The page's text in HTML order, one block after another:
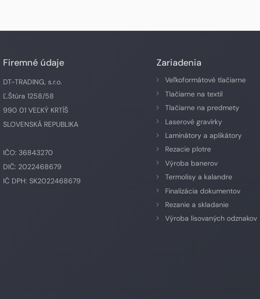
Firemné údaje
DT-TRADING, s.r.o.
Ľ.Štúra 1258/58
990 01 VEĽKÝ KRTÍŠ
SLOVENSKÁ REPUBLIKA
IČO: 36843270
DIČ: 2022468679
IČ DPH: SK2022468679
Zariadenia
Veľkoformátové tlačiarne
Tlačiarne na textil
Tlačiarne na predmety
Laserové gravírky
Laminátory a aplikátory
Rezacie plotre
Výroba banerov
Termolisy a kalandre
Finalizácia dokumentov
Rezanie a skladanie
Výroba lisovaných odznakov